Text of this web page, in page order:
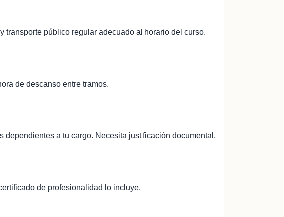
transporte público regular adecuado al horario del curso.
de descanso entre tramos.
dependientes a tu cargo. Necesita justificación documental.
de profesionalidad lo incluye.